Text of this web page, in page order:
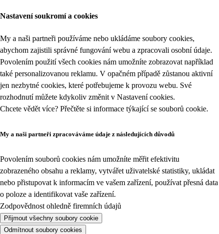
Nastavení soukromí a cookies
My a naši partneři používáme nebo ukládáme soubory cookies,
abychom zajistili správné fungování webu a zpracovali osobní údaje.
Povolením použití všech cookies nám umožníte zobrazovat například
také personalizovanou reklamu. V opačném případě zůstanou aktivní
jen nezbytné cookies, které potřebujeme k provozu webu. Své
rozhodnutí můžete kdykoliv změnit v Nastavení cookies.
Chcete vědět více? Přečtěte si informace týkající se souborů cookie.
My a naši partneři zpracováváme údaje z následujících důvodů
Povolením souborů cookies nám umožníte měřit efektivitu
zobrazeného obsahu a reklamy, vytvářet uživatelské statistiky, ukládat
nebo přistupovat k informacím ve vašem zařízení, používat přesná data
o poloze a identifikovat vaše zařízení.
Zodpovědnost ohledně firemních údajů
Přijmout všechny soubory cookie
Odmítnout soubory cookies